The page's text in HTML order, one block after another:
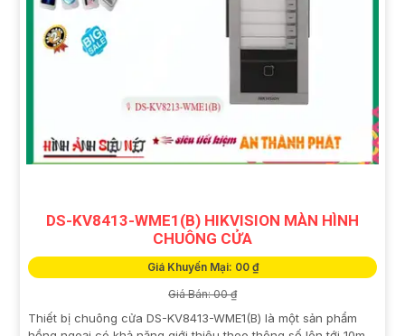
DS-KV8413-WME1(B) HIKVISION MÀN HÌNH
CHUÔNG CỬA
Giá Khuyến Mại: 00 ₫
Giá Bán: 00 ₫
Thiết bị chuông cửa DS-KV8413-WME1(B) là một sản phẩm